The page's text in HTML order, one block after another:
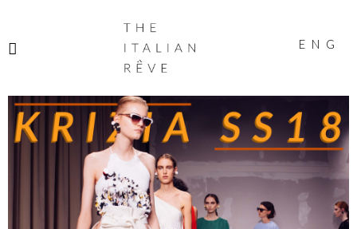
ITALIAN
RÊVE
ENG